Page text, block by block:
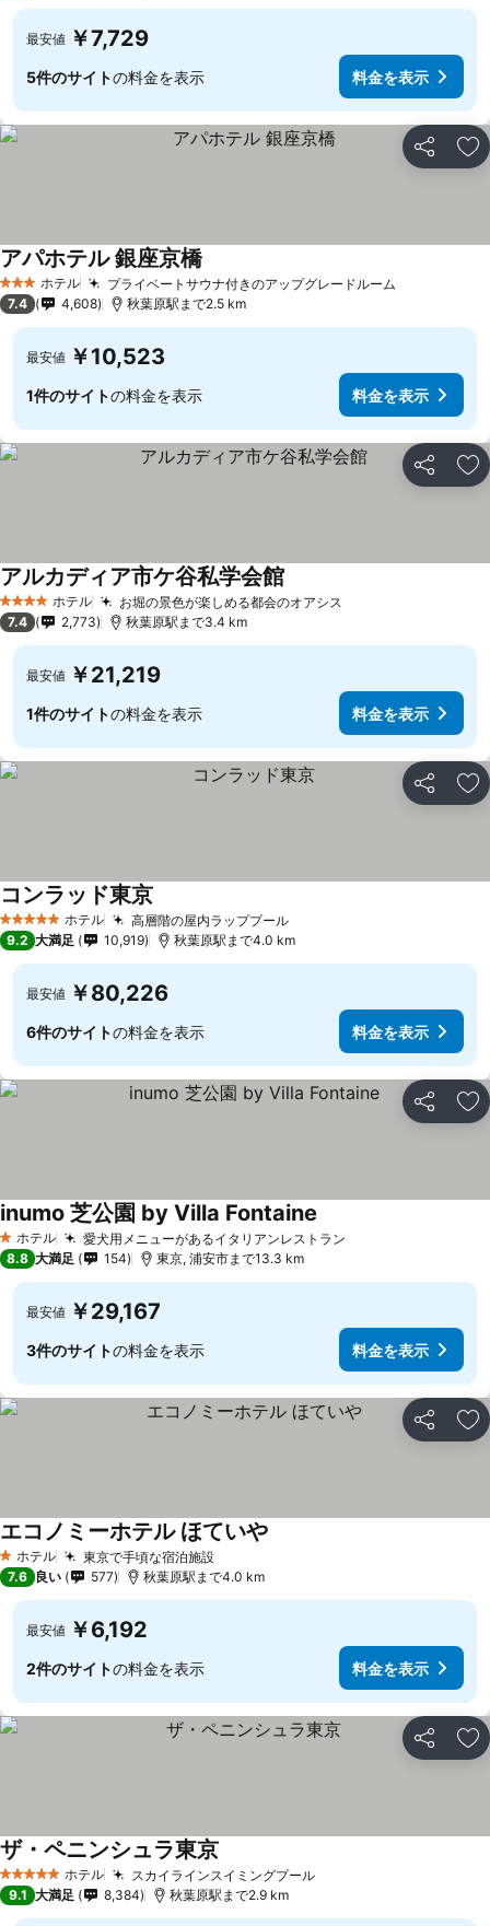
最安値 ￥7,729
5件のサイトの料金を表示 料金を表示
シェア お
3 ホテルのランク
ホテル プライベートサウナ付きのアップグレードルーム
アパホテル 銀座京橋
7.4 4,608 秋葉原駅まで2.5 km
最安値 ￥10,523
1件のサイトの料金を表示 料金を表示
シェア お
4 ホテルのランク
ホテル お堀の景色が楽しめる都会のオアシス
アルカディア市ケ谷私学会館
7.4 2,773 秋葉原駅まで3.4 km
最安値 ￥21,219
1件のサイトの料金を表示 料金を表示
シェア お
5 ホテルのランク
ホテル 高層階の屋内ラッププール
コンラッド東京
9.2 大満足 10,919 秋葉原駅まで4.0 km
最安値 ￥80,226
6件のサイトの料金を表示 料金を表示
シェア お
1 ホテルのランク
ホテル 愛犬用メニューがあるイタリアンレストラン
inumo 芝公園 by Villa Fontaine
8.8 大満足 154 東京, 浦安市まで13.3 km
最安値 ￥29,167
3件のサイトの料金を表示 料金を表示
シェア お
1 ホテルのランク
ホテル 東京で手頃な宿泊施設
エコノミーホテル ほていや
7.6 良い 577 秋葉原駅まで4.0 km
最安値 ￥6,192
2件のサイトの料金を表示 料金を表示
シェア お
5 ホテルのランク
ホテル スカイラインスイミングプール
ザ・ペニンシュラ東京
9.1 大満足 8,384 秋葉原駅まで2.9 km